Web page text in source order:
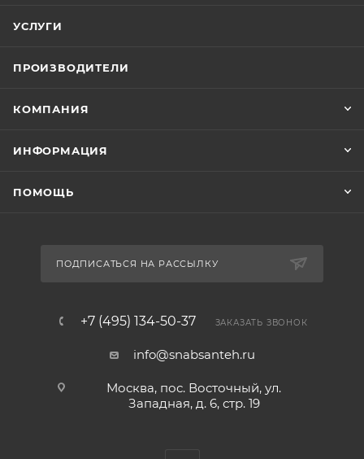
УСЛУГИ
ПРОИЗВОДИТЕЛИ
КОМПАНИЯ
ИНФОРМАЦИЯ
ПОМОЩЬ
ПОДПИСАТЬСЯ НА РАССЫЛКУ
+7 (495) 134-50-37 ЗАКАЗАТЬ ЗВОНОК
info@snabsanteh.ru
Москва, пос. Восточный, ул.
Западная, д. 6, стр. 19